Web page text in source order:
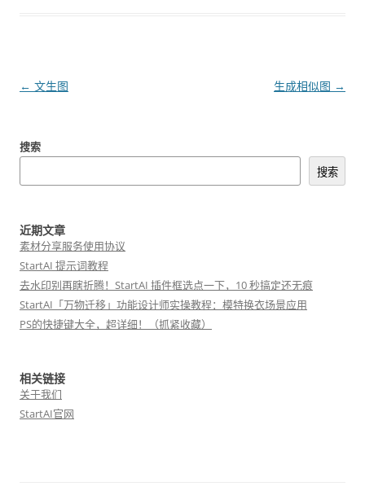
文
航
← 文生图 生成相似图 →
搜索
搜索
近期文章
素材分享服务使用协议
StartAI 提示词教程
去水印别再瞎折腾！StartAI 插件框选点一下，10 秒搞定还无痕
StartAI「万物迁移」功能设计师实操教程：模特换衣场景应用
PS的快捷键大全，超详细！（抓紧收藏）
相关链接
关于我们
StartAI官网